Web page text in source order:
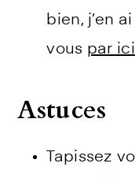
bien, j’en
vous par ici
Astuces
Tapissez